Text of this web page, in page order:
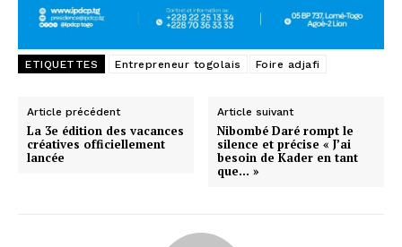
ETIQUETTES Entrepreneur togolais Foire adjafi
Article précédent
La 3e édition des vacances
créatives officiellement
lancée
Article suivant
Nibombé Daré rompt le
silence et précise « J’ai
besoin de Kader en tant
que… »